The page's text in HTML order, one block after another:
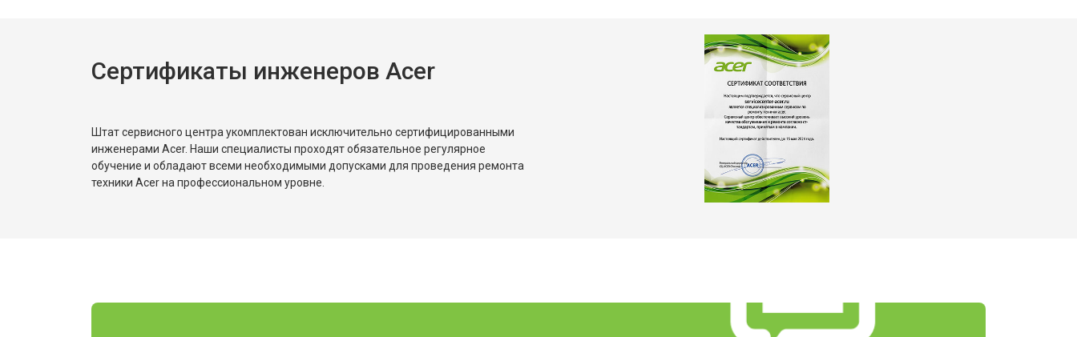
от 1450 ₽
Сертификаты инженеров Acer
Штат сервисного центра укомплектован исключительно сертифицированными
инженерами Acer. Наши специалисты проходят обязательное регулярное
обучение и обладают всеми необходимыми допусками для проведения ремонта
техники Acer на профессиональном уровне.